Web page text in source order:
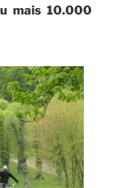
mais 10.000